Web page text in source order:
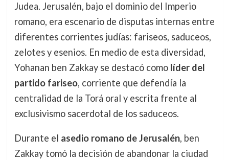
Judea. Jerusalén, bajo el dominio del Imperio
romano, era escenario de disputas internas entre
diferentes corrientes judías: fariseos, saduceos,
zelotes y esenios. En medio de esta diversidad,
Yohanan ben Zakkay se destacó como líder del
partido fariseo, corriente que defendía la
centralidad de la Torá oral y escrita frente al
exclusivismo sacerdotal de los saduceos.
Durante el asedio romano de Jerusalén, ben
Zakkay tomó la decisión de abandonar la ciudad